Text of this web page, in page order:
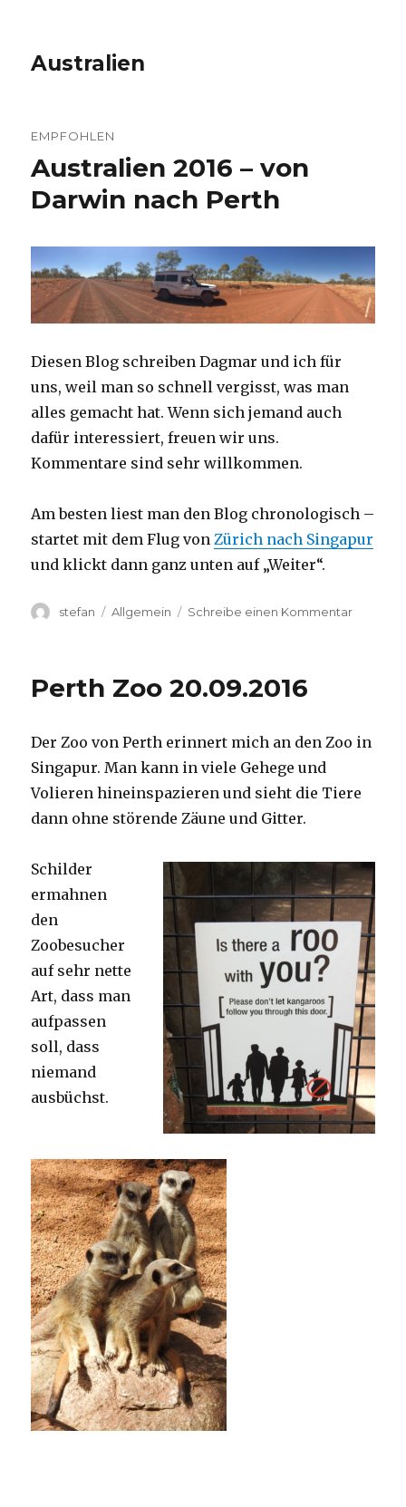
Australien
EMPFOHLEN
Australien 2016 – von
Darwin nach Perth
Diesen Blog schreiben Dagmar und ich für
uns, weil man so schnell vergisst, was man
alles gemacht hat. Wenn sich jemand auch
dafür interessiert, freuen wir uns.
Kommentare sind sehr willkommen.
Am besten liest man den Blog chronologisch –
startet mit dem Flug vonZürich nach Singapur
und klickt dann ganz unten auf „Weiter“.
Autor
stefan Kategorien
Allgemein Schreibe einen Kommentarzu
Perth
Perth Zoo 20.09.2016
Der Zoo von Perth erinnert mich an den Zoo in
Singapur. Man kann in viele Gehege und
Volieren hineinspazieren und sieht die Tiere
dann ohne störende Zäune und Gitter.
Schilder
ermahnen
den
Zoobesucher
auf sehr nette
Art, dass man
aufpassen
soll, dass
niemand
ausbüchst.